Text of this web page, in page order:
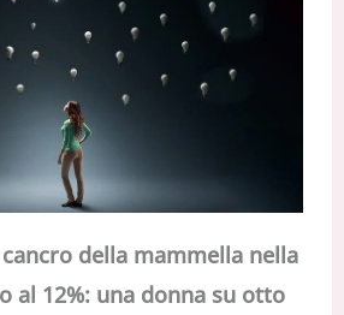
cancro della mammella nella
al 12%: una donna su otto